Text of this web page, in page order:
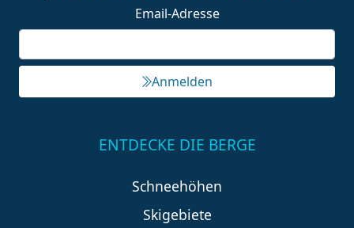
Email-Adresse
Anmelden
ENTDECKE DIE BERGE
Schneehöhen
Skigebiete